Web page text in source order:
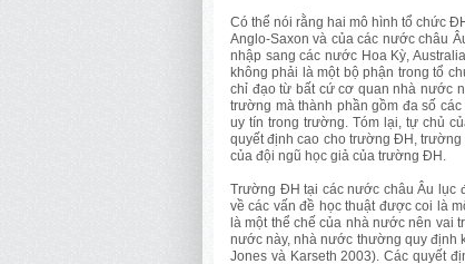
Có thể nói rằng hai mô hình tổ chức
Anglo-Saxon và của các nước châu
nhập sang các nước Hoa Kỳ,
không phải là một bộ phận trong tổ
chỉ đạo từ bất cứ cơ quan nhà nước
trường mà thành phần gồm đa số
uy tín trong trường. Tóm lại, tự chủ
quyết định cao cho trường ĐH,
của đội ngũ học giả của trường ĐH.
Trường ĐH tại các nước châu Âu lục
về các vấn đề học thuật được coi là
là một thể chế của nhà nước nên vai
nước này, nhà nước thường quy định
Jones và Karseth 2003). Các quyết